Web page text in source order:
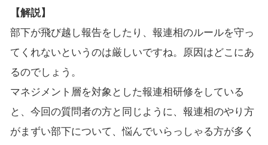
【解説】
部下が飛び越し報告をしたり、報連相のルールを守っ
てくれないというのは厳しいですね。原因はどこにあ
るのでしょう。
マネジメント層を対象とした報連相研修をしている
と、今回の質問者の方と同じように、報連相のやり方
がまずい部下について、悩んでいらっしゃる方が多く